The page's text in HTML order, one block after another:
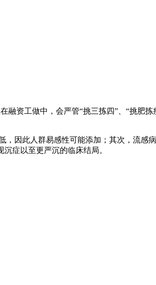
资工做中，会严管“挑三拣四”、“挑肥拣
因此人群易感性可能添加；其次，流感
症以至更严沉的临床结局。